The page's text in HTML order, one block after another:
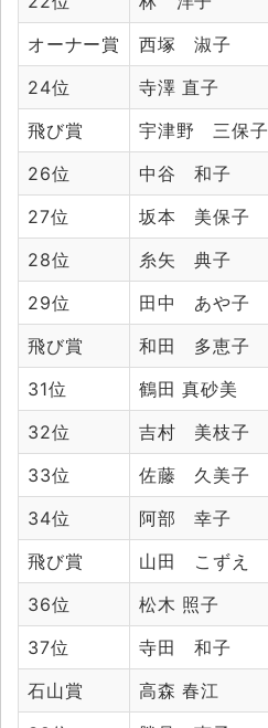
オーナー賞
西塚 淑子
24位
寺澤 直子
飛び賞
宇津野 三保子
26位
中谷 和子
27位
坂本 美保子
28位
糸矢 典子
29位
田中 あや子
飛び賞
和田 多恵子
31位
鶴田 真砂美
32位
吉村 美枝子
33位
佐藤 久美子
34位
阿部 幸子
飛び賞
山田 こずえ
36位
松木 照子
37位
寺田 和子
石山賞
高森 春江